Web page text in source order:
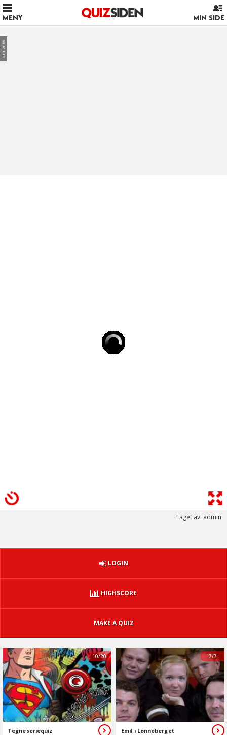
annonse
MENY MIN SIDE
Laget av: admin
LOGIN
HIGHSCORE
MAKE A QUIZ
Tegneseriequiz
10/20
Emil i Lønneberget
7/7